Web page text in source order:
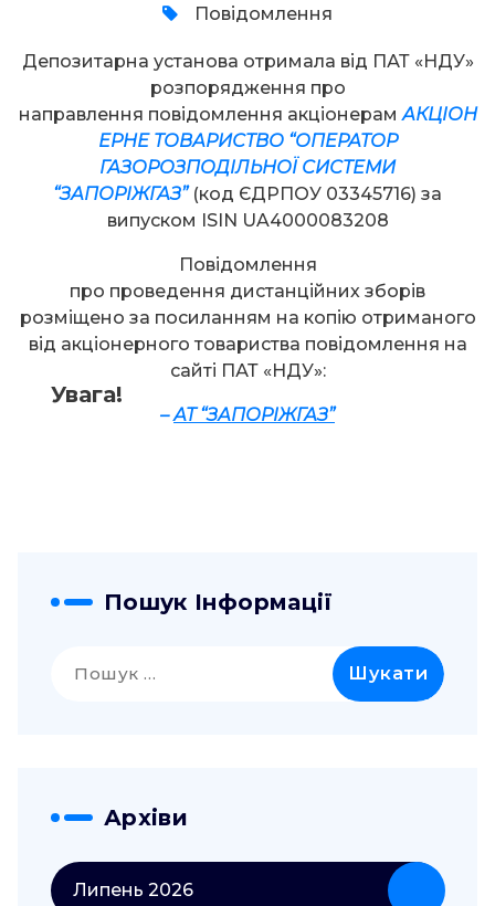
Повідомлення
Увага!
Депозитарна установа отримала від ПАТ «НДУ»
розпорядження про
направлення повідомлення акціонерам АКЦІОН
ЕРНЕ ТОВАРИСТВО “ОПЕРАТОР
ГАЗОРОЗПОДІЛЬНОЇ СИСТЕМИ
“ЗАПОРІЖГАЗ” (код ЄДРПОУ 03345716) за
випуском ISIN UA4000083208
Повідомлення
про проведення дистанційних зборів
розміщено за посиланням на копію отриманого
від акціонерного товариства повідомлення на
сайті ПАТ «НДУ»:
–АТ “ЗАПОРІЖГАЗ”
Пошук Інформації
Архіви
Липень 2026